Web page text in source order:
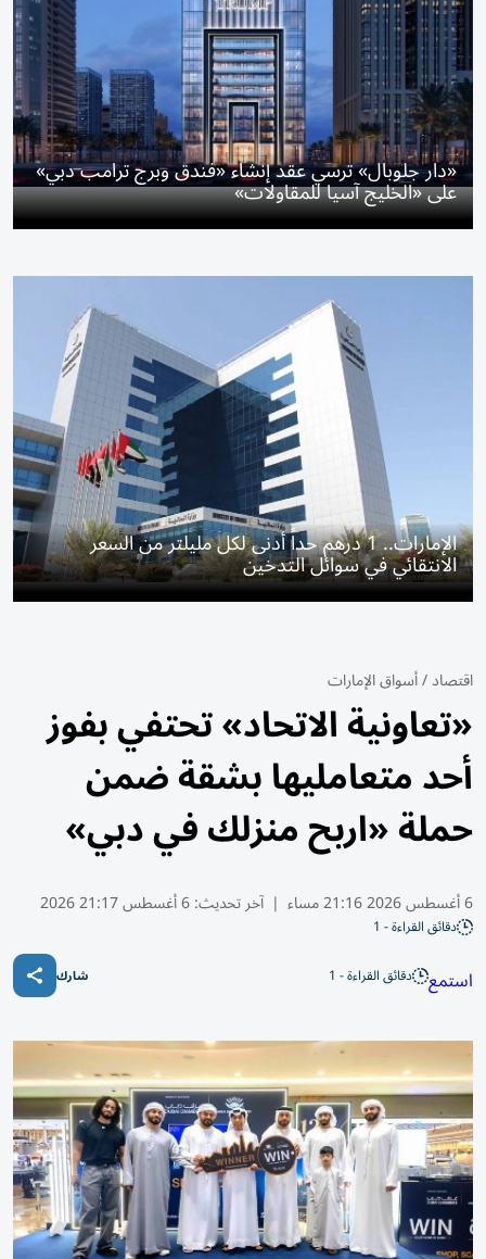
«دار جلوبال» ترسي عقد إنشاء «فندق وبرج ترامب دبي»
على «الخليج آسيا للمقاولات»
الإمارات.. 1 درهم حداً أدنى لكل مليلتر من السعر
الانتقائي في سوائل التدخين
اقتصاد/أسواق الإمارات
«تعاونية الاتحاد» تحتفي بفوز
أحد متعامليها بشقة ضمن
حملة «اربح منزلك في دبي»
6 أغسطس 2026 21:16 مساء | آخر تحديث:6 أغسطس 21:17 2026
دقائق القراءة - 1
استمع دقائق القراءة - 1 شارك